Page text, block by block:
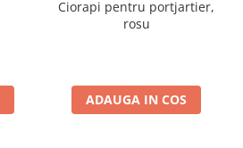
Ciorapi pentru portjartier,
rosu
ADAUGA IN COS